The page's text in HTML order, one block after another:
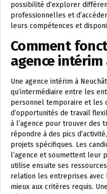
possibilité d’explorer
professionnelles et
leurs compétences et
Comment
agence intérim
Une agence intérim à
qu’intermédiaire entre les
personnel temporaire et les
d’opportunités de travail
à l’agence pour trouver des
répondre à des pics
projets spécifiques. Les
l’agence et soumettent leur
utilise ensuite ses
relation les entreprises avec
mieux aux critères requis.